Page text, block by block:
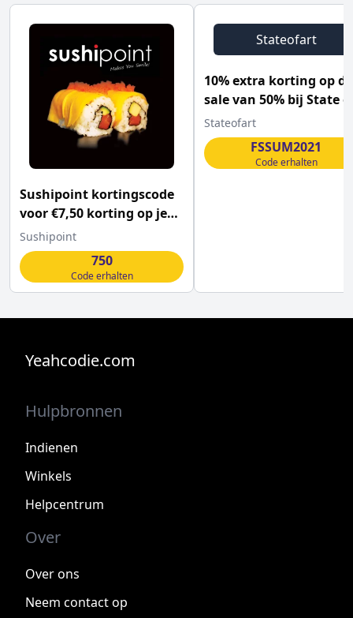
Sushipoint kortingscode
voor €7,50 korting op je
bestelling
Sushipoint
750
Code erhalten
Stateofart
10% extra korting op de
sale van 50% bij State
Art
Stateofart
FSSUM2021
Code erhalten
Yeahcodie.com
Hulpbronnen
Indienen
Winkels
Helpcentrum
Over
Over ons
Neem contact op